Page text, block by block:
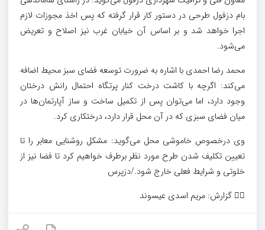
بام دزفول طرحی در دستور کار قرار گرفته که پس اخذ مجوزات لازم
اجرا خواهد شد و بر اساس آن خیابان غرب نیز اصلاح و تعریض‌
می‌شود.
‌محمد رضا احمدی با اشاره به ضرورت توسعه فضای سبز محیط اضافه
می‌کند: اگرچه با کاشت درخت کنار پرتگاه احتمال رانش درختان
وجود دارد، اما می‌توان پس از تکمیل ساخت و‌ ساز آپارتمان‌ها در
میان فضای سبزی که در آن محل قرار دارد، درختکاری کرد.
وی درخصوص خاموشی محل می‌گوید: مشکل روشنایی معابر را تا
تعیین تکلیف شدن طرح مورد نظر برطرف خواهیم کرد تا فضا نیز از
خلوتی و شرایط فعلی خارج شود./دزپرس
✍🏻 گزارش: مریم اسدی عیسوند